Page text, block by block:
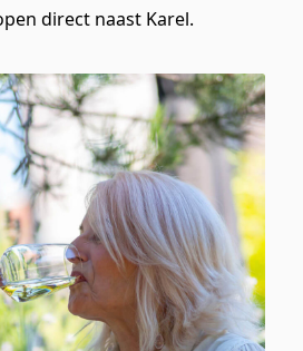
direct naast Karel.